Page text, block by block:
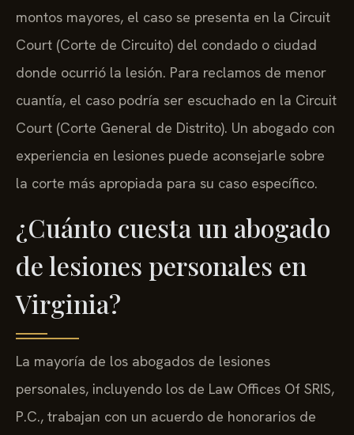
montos mayores, el caso se presenta en la Circuit
Court (Corte de Circuito) del condado o ciudad
donde ocurrió la lesión. Para reclamos de menor
cuantía, el caso podría ser escuchado en la Circuit
Court (Corte General de Distrito). Un abogado con
experiencia en lesiones puede aconsejarle sobre
la corte más apropiada para su caso específico.
¿Cuánto cuesta un abogado
de lesiones personales en
Virginia?
La mayoría de los abogados de lesiones
personales, incluyendo los de Law Offices Of SRIS,
P.C., trabajan con un acuerdo de honorarios de